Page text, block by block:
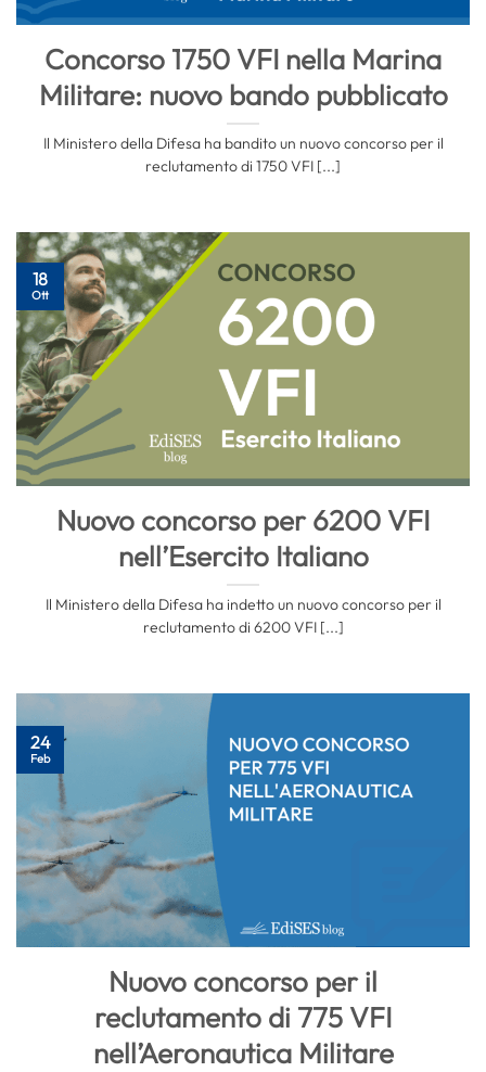
Concorso 1750 VFI nella Marina
Militare: nuovo bando pubblicato
Il Ministero della Difesa ha bandito un nuovo concorso per il
reclutamento di 1750 VFI [...]
Nuovo concorso per 6200 VFI
nell’Esercito Italiano
Il Ministero della Difesa ha indetto un nuovo concorso per il
reclutamento di 6200 VFI [...]
18
Ott
Nuovo concorso per il
reclutamento di 775 VFI
nell’Aeronautica Militare
24
Feb